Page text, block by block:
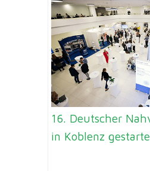
16. Deutscher
in Koblenz